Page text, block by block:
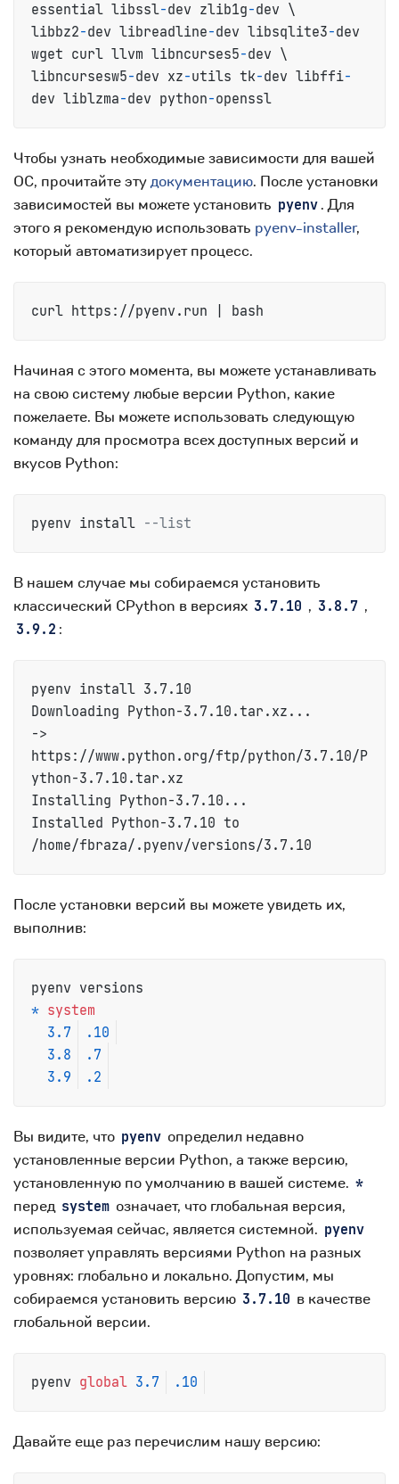
essential libssl-dev zlib1g-dev \
libbz2-dev libreadline-dev libsqlite3-dev
wget curl llvm libncurses5-dev \
libncursesw5-dev xz-utils tk-dev libffi-
dev liblzma-dev python-openssl
Чтобы узнать необходимые зависимости для вашей
ОС, прочитайте этудокументацию. После установки
зависимостей вы можете установить pyenv . Для
этого я рекомендую использовать pyenv-installer,
который автоматизирует процесс.
curl https://pyenv.run | bash
Начиная с этого момента, вы можете устанавливать
на свою систему любые версии Python, какие
пожелаете. Вы можете использовать следующую
команду для просмотра всех доступных версий и
вкусов Python:
pyenv install --list
В нашем случае мы собираемся установить
классический CPython в версиях 3.7.10 , 3.8.7 ,
3.9.2 :
pyenv install 3.7.10
Downloading Python-3.7.10.tar.xz...
->
https://www.python.org/ftp/python/3.7.10/P
ython-3.7.10.tar.xz
Installing Python-3.7.10...
Installed Python-3.7.10 to
/home/fbraza/.pyenv/versions/3.7.10
После установки версий вы можете увидеть их,
выполнив:
* system
3.7
.10
3.8
.7
3.9
.2
Вы видите, что pyenv определил недавно
установленные версии Python, а также версию,
установленную по умолчанию в вашей системе. *
перед system означает, что глобальная версия,
используемая сейчас, является системной. pyenv
позволяет управлять версиями Python на разных
уровнях: глобально и локально. Допустим, мы
собираемся установить версию 3.7.10 в качестве
глобальной версии.
pyenv global 3.7 .10
Давайте еще раз перечислим нашу версию: